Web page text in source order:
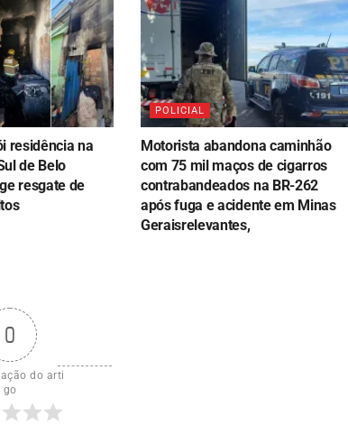
residência na
de Belo
resgate de
POLICIAL
Motorista abandona caminhão
com 75 mil maços de cigarros
contrabandeados na BR-262
após fuga e acidente em Minas
Geraisrelevantes,
0
do arti
go